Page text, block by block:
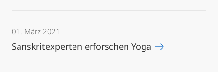
01. März 2021
Sanskritexperten erforschen Yoga